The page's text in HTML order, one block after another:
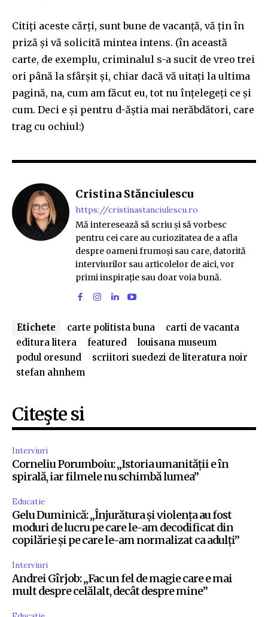
Citiți aceste cărți, sunt bune de vacanță, vă țin în
priză și vă solicită mintea intens. (în această
carte, de exemplu, criminalul s-a sucit de vreo trei
ori până la sfârșit și, chiar dacă vă uitați la ultima
pagină, na, cum am făcut eu, tot nu înțelegeți ce și
cum. Deci e și pentru d-ăștia mai nerăbdători, care
trag cu ochiul:)
Cristina Stănciulescu
https://cristinastanciulescu.ro
Mă interesează să scriu și să vorbesc
pentru cei care au curiozitatea de a afla
despre oameni frumoși sau care, datorită
interviurilor sau articolelor de aici, vor
primi inspirație sau doar voia bună.
Etichete carte politista buna
carti de vacanta
editura litera
featured
louisana museum
podul oresund
scriitori suedezi de literatura noir
stefan ahnhem
Citeşte si
Interviuri
Corneliu Porumboiu: „Istoria umanității e în
spirală, iar filmele nu schimbă lumea”
Educatie
Gelu Duminică: „Înjurătura și violența au fost
moduri de lucru pe care le-am decodificat din
copilărie și pe care le-am normalizat ca adulți”
Interviuri
Andrei Gîrjob: „Fac un fel de magie care e mai
mult despre celălalt, decât despre mine”